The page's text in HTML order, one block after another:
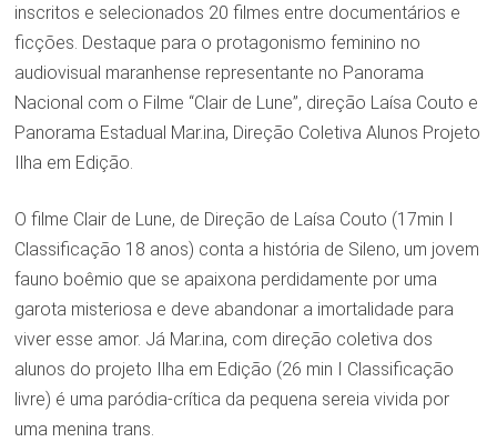
inscritos e selecionados 20 filmes entre documentários e
ficções. Destaque para o protagonismo feminino no
audiovisual maranhense representante no Panorama
Nacional com o Filme “Clair de Lune”, direção Laísa Couto e
Panorama Estadual Mar.ina, Direção Coletiva Alunos Projeto
Ilha em Edição.
O filme Clair de Lune, de Direção de Laísa Couto (17min I
Classificação 18 anos) conta a história de Sileno, um jovem
fauno boêmio que se apaixona perdidamente por uma
garota misteriosa e deve abandonar a imortalidade para
viver esse amor. Já Mar.ina, com direção coletiva dos
alunos do projeto Ilha em Edição (26 min I Classificação
livre) é uma paródia-crítica da pequena sereia vivida por
uma menina trans.